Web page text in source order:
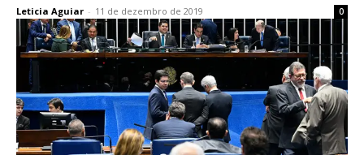
Leticia Aguiar - 11 de dezembro de 2019 0